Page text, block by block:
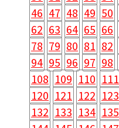
46 47 48 49 50
62 63 64 65 66
78 79 80 81 82
94 95 96 97 98
108 109 110 111
120 121 122 123
132 133 134 135